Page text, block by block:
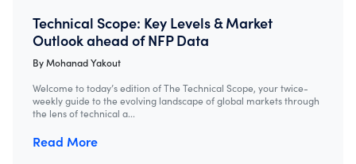
Technical Scope: Key Levels & Market
Outlook ahead of NFP Data
By Mohanad Yakout
Welcome to today’s edition of The Technical Scope, your twice-
weekly guide to the evolving landscape of global markets through
the lens of technical a...
Read More